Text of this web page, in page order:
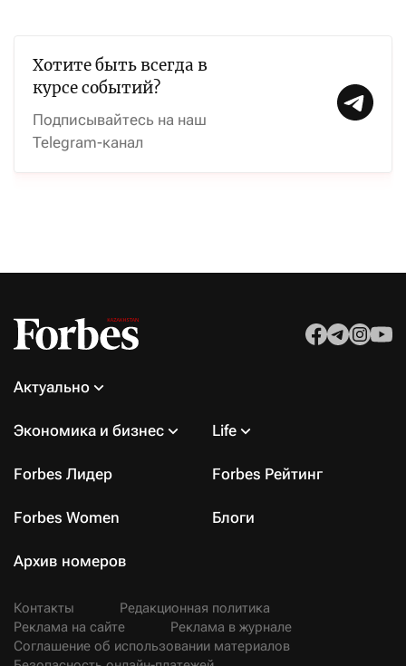
Хотите быть всегда в
курсе событий?
Подписывайтесь на наш
Telegram-канал
Актуально
Экономика и бизнес Life
Forbes Лидер Forbes Рейтинг
Forbes Women Блоги
Архив номеров
Контакты
Редакционная политика
Реклама на сайте
Реклама в журнале
Соглашение об использовании материалов